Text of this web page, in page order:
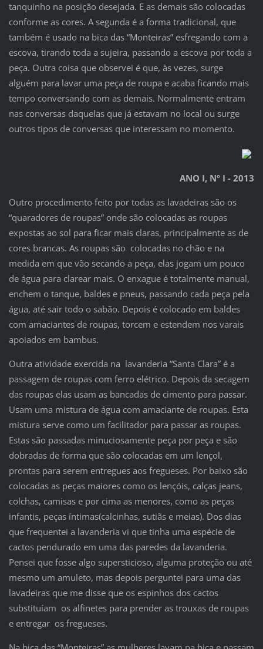
tanquinho na posição desejada. E as demais são colocadas
conforme as cores. A segunda é a forma tradicional, que
também é usado na bica das “Monteiras” esfregando com a
escova, tirando toda a sujeira, passando a escova por toda a
peça. Outra coisa que observei é que, às vezes, surge
alguém para lavar uma peça de roupa e acaba ficando mais
tempo conversando com as demais. Normalmente entram
nas conversas daquelas que já estavam no local ou surge
outros tipos de conversas que interessam no momento.
ANO I, Nº I - 2013
Outro procedimento feito por todas as lavadeiras são os
“quaradores de roupas” onde são colocadas as roupas
expostas ao sol para ficar mais claras, principalmente as de
cores brancas. As roupas são colocadas no chão e na
medida em que vão secando a peça, elas jogam um pouco
de água para clarear mais. O enxague é totalmente manual,
enchem o tanque, baldes e pneus, passando cada peça pela
água, até sair todo o sabão. Depois é colocado em baldes
com amaciantes de roupas, torcem e estendem nos varais
apoiados em bambus.
Outra atividade exercida na lavanderia “Santa Clara” é a
passagem de roupas com ferro elétrico. Depois da secagem
das roupas elas usam as bancadas de cimento para passar.
Usam uma mistura de água com amaciante de roupas. Esta
mistura serve como um facilitador para passar as roupas.
Estas são passadas minuciosamente peça por peça e são
dobradas de forma que são colocadas em um lençol,
prontas para serem entregues aos fregueses. Por baixo são
colocadas as peças maiores como os lençóis, calças jeans,
colchas, camisas e por cima as menores, como as peças
infantis, peças íntimas(calcinhas, sutiãs e meias). Dos dias
que frequentei a lavanderia vi que tinha uma espécie de
cactos pendurado em uma das paredes da lavanderia.
Pensei que fosse algo supersticioso, alguma proteção ou até
mesmo um amuleto, mas depois perguntei para uma das
lavadeiras que me disse que os espinhos dos cactos
substituíam os alfinetes para prender as trouxas de roupas
e entregar os fregueses.